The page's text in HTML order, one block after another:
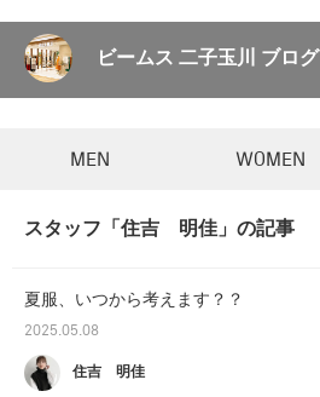
ビームス 二子玉川 ブログ
MEN WOMEN
スタッフ「住吉 明佳」の記事
夏服、いつから考えます？？
2025.05.08
住吉 明佳